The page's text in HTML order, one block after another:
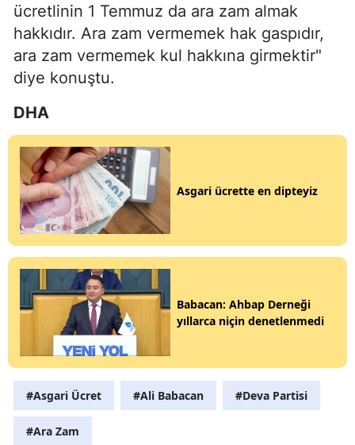
ücretlinin 1 Temmuz da ara zam almak
hakkıdır. Ara zam vermemek hak gaspıdır,
ara zam vermemek kul hakkına girmektir"
diye konuştu.
DHA
Asgari ücrette en dipteyiz
Babacan: Ahbap Derneği
yıllarca niçin denetlenmedi
#Asgari Ücret #Ali Babacan #Deva Partisi
#Ara Zam